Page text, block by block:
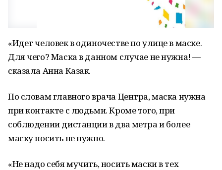
«Идет человек в одиночестве по улице в маске.
Для чего? Маска в данном случае не нужна! —
сказала Анна Казак.
По словам главного врача Центра, маска нужна
при контакте с людьми. Кроме того, при
соблюдении дистанции в два метра и более
маску носить не нужно.
«Не надо себя мучить, носить маски в тех